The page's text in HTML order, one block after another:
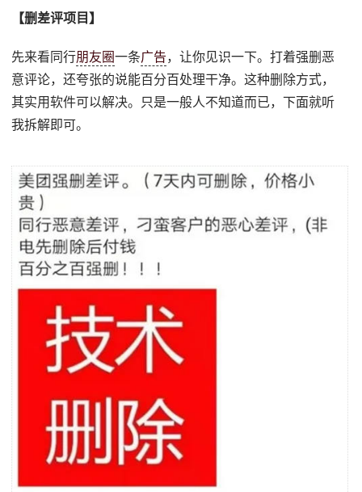
【删差评项目】
先来看同行朋友圈一条广告，让你见识一下。打着强删恶
意评论，还夸张的说能百分百处理干净。这种删除方式，
其实用软件可以解决。只是一般人不知道而已，下面就听
我拆解即可。